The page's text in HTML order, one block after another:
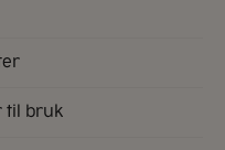
til bruk